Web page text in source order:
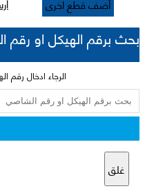
أضف قطع اخرى
بحث برقم الهيكل او
الرجاء ادخال رقم
غلق